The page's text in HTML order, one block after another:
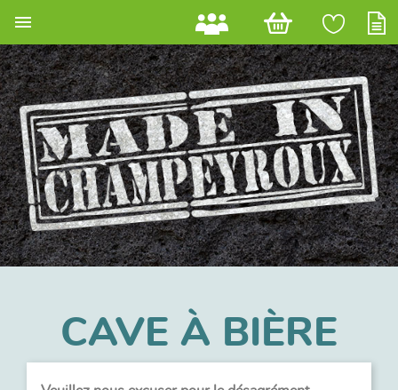

CAVE À BIÈRE